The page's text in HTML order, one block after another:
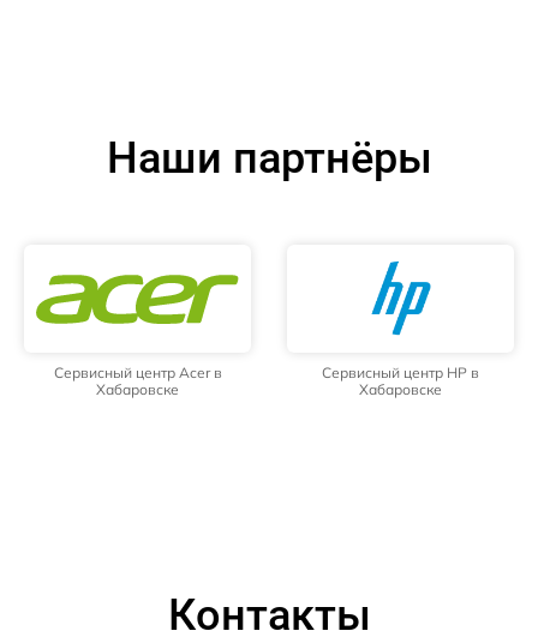
Наши партнёры
Сервисный центр Acer в
Хабаровске
Сервисный центр HP в
Хабаровске
Контакты